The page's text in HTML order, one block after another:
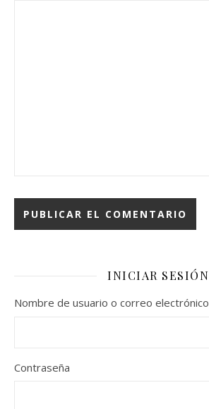
INICIAR SESIÓN
Nombre de usuario o correo electrónico
Contraseña